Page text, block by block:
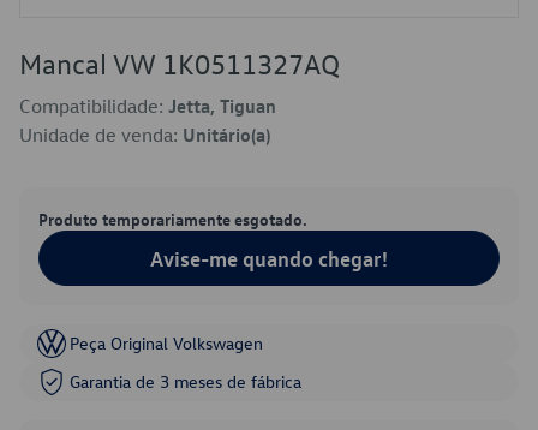
Mancal VW 1K0511327AQ
Compatibilidade: Jetta, Tiguan
Unidade de venda: Unitário(a)
Produto temporariamente esgotado.
Avise-me quando chegar!
Peça Original Volkswagen
Garantia de 3 meses de fábrica